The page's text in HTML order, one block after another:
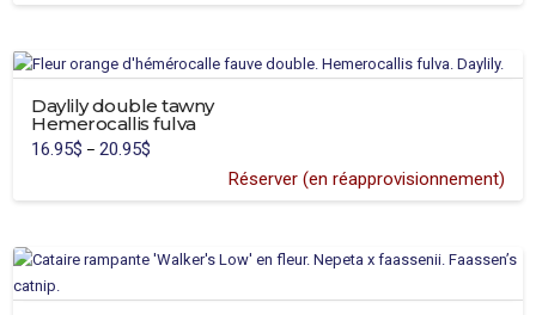
multiple
variants.
The
options
be
on
the
Daylily double tawny
Hemerocallis fulva
16.95$ – 20.95$
20.95$
Réserver (en réapprovisionnement)